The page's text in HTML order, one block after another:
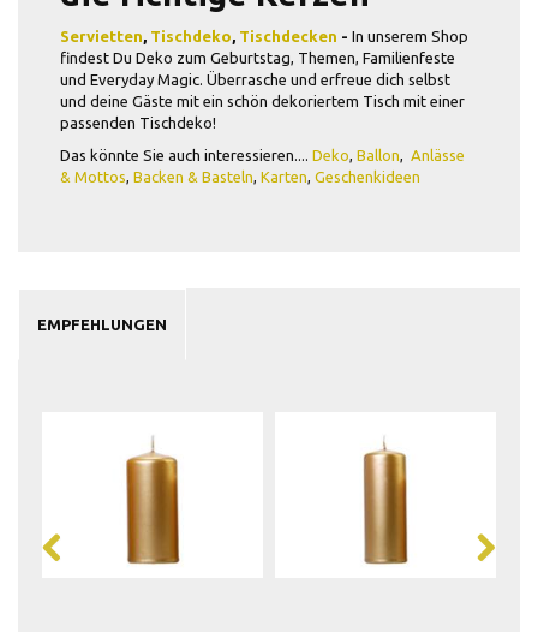
Servietten, Tischdeko, Tischdecken - In unserem Shop
findest Du Deko zum Geburtstag, Themen, Familienfeste
und Everyday Magic. Überrasche und erfreue dich selbst
und deine Gäste mit ein schön dekoriertem Tisch mit einer
passenden Tischdeko!
Das könnte Sie auch interessieren.... Deko, Ballon, Anlässe
& Mottos, Backen & Basteln, Karten, Geschenkideen
EMPFEHLUNGEN